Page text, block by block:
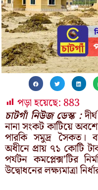
পড়া হয়েছে:883
চাটগাঁ নিউজ ডেস্ক :
নানা সংকট কাটিয়ে
পারকি সমুদ্র সৈকত।
অধীনে প্রায় ৭১ কোটি
পর্যটন কমপ্লেক্স’টির
উদ্বোধনের লক্ষ্যমাত্রা